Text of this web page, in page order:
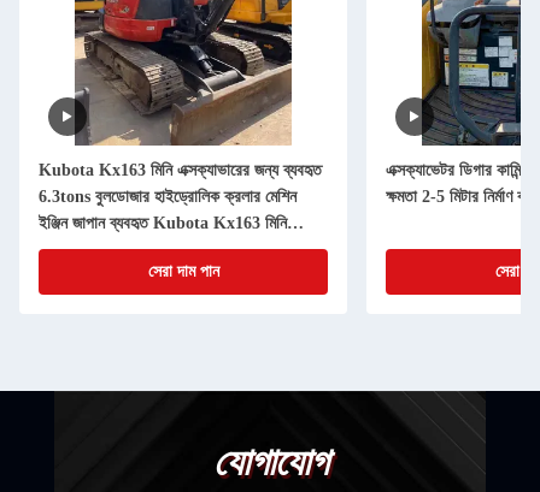
Kubota Kx163 মিনি এক্সক্যাভারের জন্য ব্যবহৃত
6.3tons বুলডোজার হাইড্রোলিক ক্রলার মেশিন
ইঞ্জিন জাপান ব্যবহৃত Kubota Kx163 মিনি
এক্সক্যাভারের জন্য ব্যবহৃত
সেরা দাম পান
এক্সক্যাভেটর ডিগার
ক্ষমতা 2-5 মিটার নির্মাণ
সেরা
যোগাযোগ